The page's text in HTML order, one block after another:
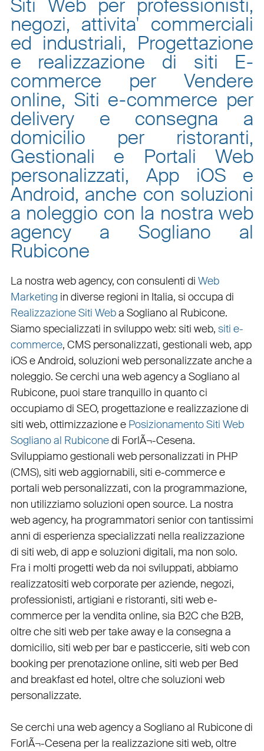
Siti Web per professionisti,
negozi, attivita' commerciali
ed industriali, Progettazione
e realizzazione di siti E-
commerce per Vendere
online, Siti e-commerce per
delivery e consegna a
domicilio per ristoranti,
Gestionali e Portali Web
personalizzati, App iOS e
Android, anche con soluzioni
a noleggio con la nostra web
agency a Sogliano al
Rubicone
La nostra web agency, con consulenti di Web
Marketing in diverse regioni in Italia, si occupa di
Realizzazione Siti Weba Sogliano al Rubicone.
Siamo specializzati in sviluppo web: siti web, siti e-
commerce, CMS personalizzati, gestionali web, app
iOS e Android, soluzioni web personalizzateanche a
noleggio. Se cerchi una web agency a Sogliano al
Rubicone, puoi stare tranquillo in quanto ci
occupiamo di SEO, progettazione e realizzazione di
siti web, ottimizzazionee Posizionamento Siti Web
Sogliano al Rubiconedi ForlÃ¬-Cesena.
Sviluppiamogestionali web personalizzati in PHP
(CMS), siti web aggiornabili, siti e-commercee
portali web personalizzati, con la programmazione,
non utilizziamo soluzioni open source. La nostra
web agency, ha programmatori senior con tantissimi
anni di esperienza specializzati nella realizzazione
di siti web, di app e soluzioni digitali, ma non solo.
Fra i molti progetti web da noi sviluppati, abbiamo
realizzatositi web corporateperaziende, negozi,
professionisti, artigiani e ristoranti, siti web e-
commerceper la vendita online, sia B2C che B2B,
oltre chesiti web per take awaye la consegna a
domicilio, siti web per bare pasticcerie, siti web con
booking per prenotazione online, siti web per Bed
and breakfast ed hotel, oltre chesoluzioni web
personalizzate.
Se cerchi una web agency a Sogliano al Rubiconedi
ForlÃ¬-Cesena per la realizzazione siti web, oltre